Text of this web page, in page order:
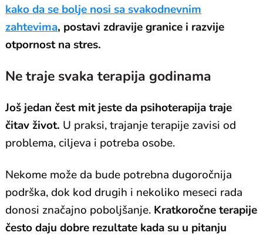
kako da se bolje nosi sa svakodnevnim
zahtevima, postavi zdravije granice i razvije
otpornost na stres.
Ne traje svaka terapija godinama
Još jedan čest mit jeste da psihoterapija traje
čitav život. U praksi, trajanje terapije zavisi od
problema, ciljeva i potreba osobe.
Nekome može da bude potrebna dugoročnija
podrška, dok kod drugih i nekoliko meseci rada
donosi značajno poboljšanje. Kratkoročne terapije
često daju dobre rezultate kada su u pitanju